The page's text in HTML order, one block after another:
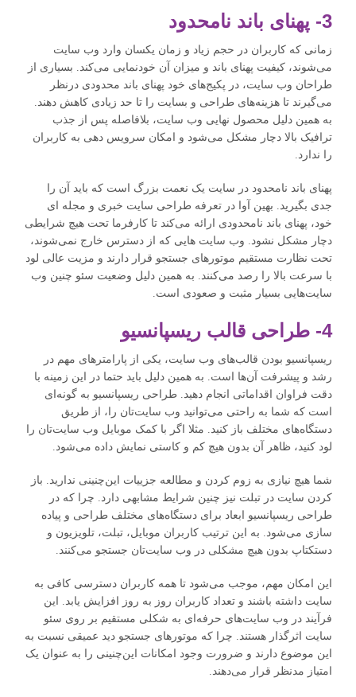
3- پهنای باند نامحدود
زمانی که کاربران در حجم زیاد و زمان یکسان وارد وب سایت
می‌شوند، کیفیت پهنای باند و میزان آن خودنمایی می‌کند. بسیاری از
طراحان وب سایت، در پکیج‌های خود پهنای باند محدودی درنظر
می‌گیرند تا هزینه‌های طراحی و بسایت را تا حد زیادی کاهش دهند.
به همین دلیل محصول نهایی وب سایت، بلافاصله پس از جذب
ترافیک بالا دچار مشکل می‌شود و امکان سرویس دهی به کاربران
را ندارد.
پهنای باند نامحدود در سایت یک نعمت بزرگ است که باید آن را
جدی بگیرید. بهین آوا در تعرفه طراحی سایت خبری و مجله ای
خود، پهنای باند نامحدودی ارائه می‌کند تا کارفرما تحت هیچ شرایطی
دچار مشکل نشود. وب سایت هایی که از دسترس خارج نمی‌شوند،
تحت نظارت مستقیم موتورهای جستجو قرار دارند و مزیت عالی لود
با سرعت بالا را رصد می‌کنند. به همین دلیل وضعیت سئو چنین وب
سایت‌هایی بسیار مثبت و صعودی است.
4- طراحی قالب ریسپانسیو
ریسپانسیو بودن قالب‌های وب سایت، یکی از پارامترهای مهم در
رشد و پیشرفت آن‌ها است. به همین دلیل باید حتما در این زمینه با
دقت فراوان اقداماتی انجام دهید. طراحی ریسپانسیو به گونه‌ای
است که شما به راحتی می‌توانید وب سایت‌تان را، از طریق
دستگاه‌های مختلف باز کنید. مثلا اگر با کمک موبایل وب سایت‌تان را
لود کنید، ظاهر آن بدون هیچ کم و کاستی نمایش داده می‌شود.
شما هیچ نیازی به زوم کردن و مطالعه جزییات این‌چنینی ندارید. باز
کردن سایت در تبلت نیز چنین شرایط مشابهی دارد. چرا که در
طراحی ریسپانسیو ابعاد برای دستگاه‌های مختلف طراحی و پیاده
سازی می‌شود. به این ترتیب کاربران موبایل، تبلت، تلویزیون و
دستکتاپ بدون هیچ مشکلی در وب سایت‌تان جستجو می‌کنند.
این امکان مهم، موجب می‌شود تا همه کاربران دسترسی کافی به
سایت داشته باشند و تعداد کاربران روز به روز افزایش یابد. این
فرآیند در وب سایت‌های حرفه‌ای به شکلی مستقیم بر روی سئو
سایت اثرگذار هستند. چرا که موتورهای جستجو دید عمیقی نسبت به
این موضوع دارند و ضرورت وجود امکانات این‌چنینی را به عنوان یک
امتیاز مدنظر قرار می‌دهند.